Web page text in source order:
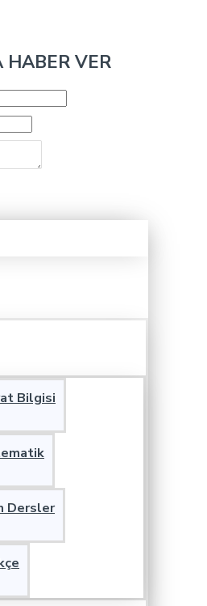
HABER VER
Bilgisi
Dersler